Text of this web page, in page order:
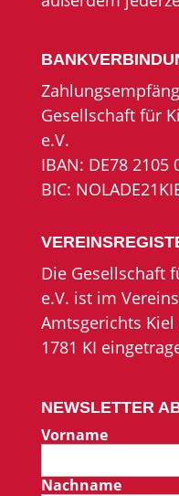
Gesellschaft für
e.V.
IBAN: DE78 2105
BIC:
Die Gesellschaft
e.V. ist im
Amtsgerichts
1781 KI
NEWSLETTER
Vorname
Nachname